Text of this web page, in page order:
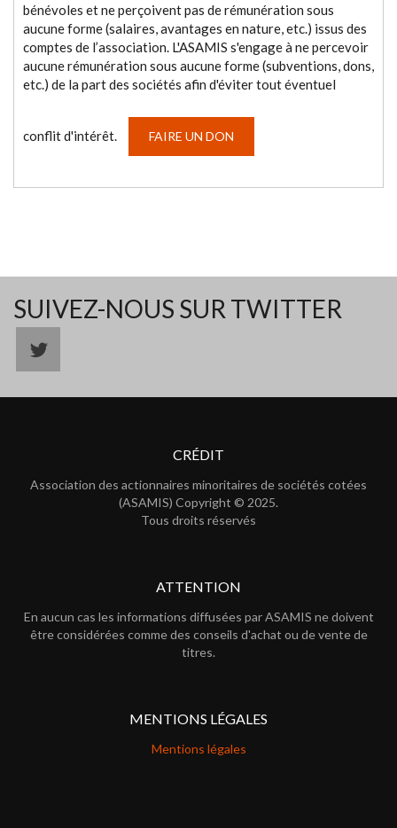
bénévoles et ne perçoivent pas de rémunération sous
aucune forme (salaires, avantages en nature, etc.) issus des
comptes de l’association. L'ASAMIS s'engage à ne percevoir
aucune rémunération sous aucune forme (subventions, dons,
etc.) de la part des sociétés afin d'éviter tout éventuel
conflit d'intérêt. FAIRE UN DON
SUIVEZ-NOUS SUR TWITTER
CRÉDIT
Association des actionnaires minoritaires de sociétés cotées
(ASAMIS) Copyright © 2025.
Tous droits réservés
ATTENTION
En aucun cas les informations diffusées par ASAMIS ne doivent
être considérées comme des conseils d'achat ou de vente de
titres.
MENTIONS LÉGALES
Mentions légales